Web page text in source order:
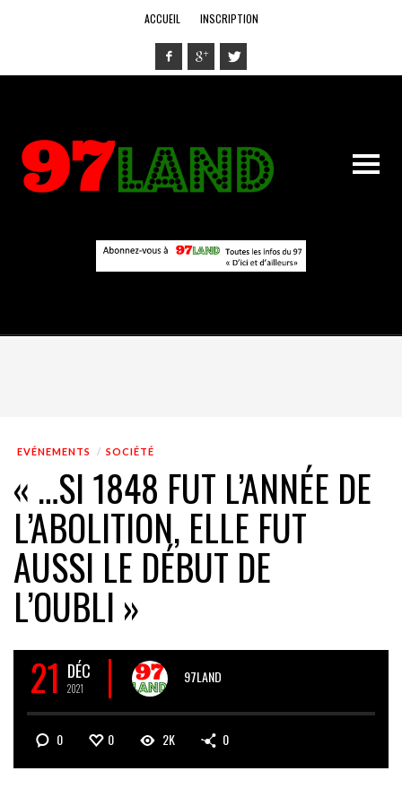
ACCUEIL INSCRIPTION
EVÉNEMENTS SOCIÉTÉ
« …SI 1848 FUT L’ANNÉE DE
L’ABOLITION, ELLE FUT
AUSSI LE DÉBUT DE
L’OUBLI »
21 DÉC
2021
97LAND
0 0 2K 0